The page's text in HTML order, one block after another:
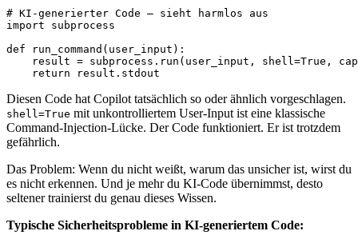
# KI-generierter Code — sieht harmlos aus
import subprocess
def run_command(user_input):
result = subprocess.run(user_input, shell=True,
Diesen Code hat Copilot tatsächlich so oder ähnlich vorgeschlagen.
shell=True mit unkontrolliertem User-Input ist eine klassische
Command-Injection-Lücke. Der Code funktioniert. Er ist trotzdem
gefährlich.
Das Problem: Wenn du nicht weißt, warum das unsicher ist, wirst du
es nicht erkennen. Und je mehr du KI-Code übernimmst, desto
seltener trainierst du genau dieses Wissen.
Typische Sicherheitsprobleme in KI-generiertem Code: